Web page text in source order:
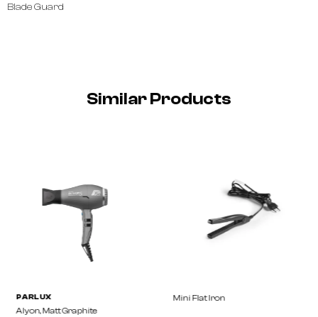
Blade Guard
Similar Products